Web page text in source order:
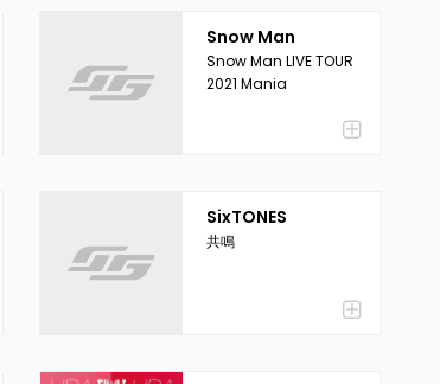
Snow Man
Snow Man LIVE TOUR
2021 Mania
SixTONES
共鳴